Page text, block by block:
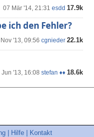
07 Mär '14, 21:31 esdd 17.9k
ich den Fehler?
'13, 09:56 cgnieder 22.1k
Jun '13, 16:08 stefan ♦♦ 18.6k
Hilfe Kontakt